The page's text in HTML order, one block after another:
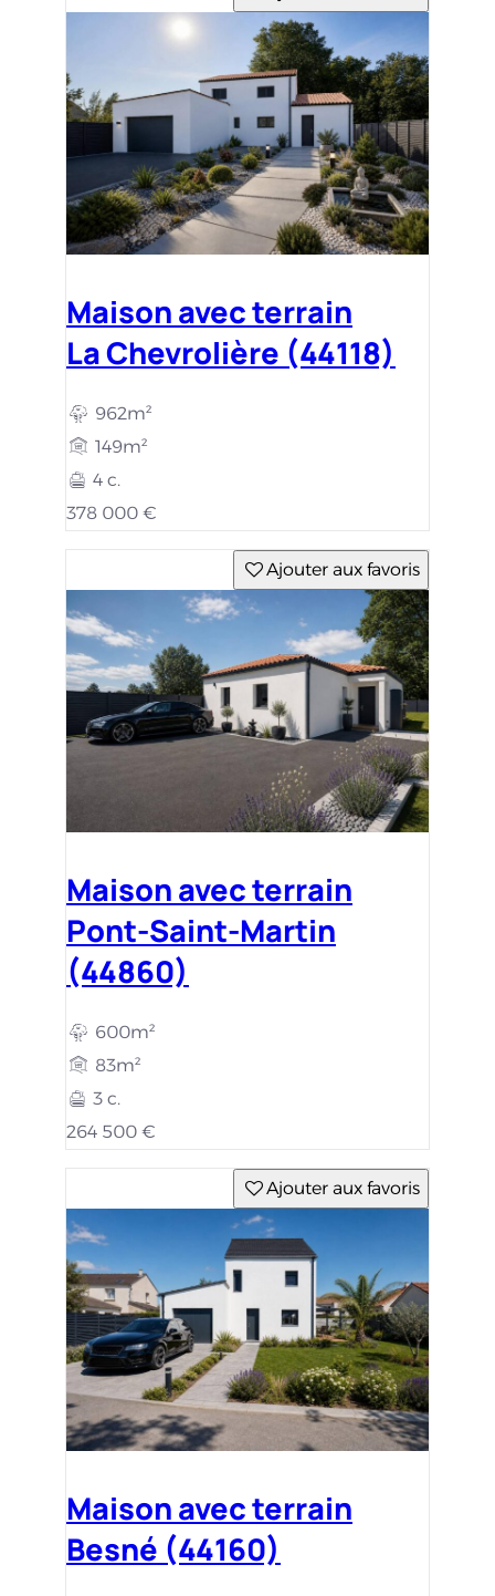
Maison avec terrain
La Chevrolière (44118)
962m²
149m²
4 c.
378 000 €
Ajouter aux favoris
Maison avec terrain
Pont-Saint-Martin
(44860)
600m²
83m²
3 c.
264 500 €
Ajouter aux favoris
Maison avec terrain
Besné (44160)